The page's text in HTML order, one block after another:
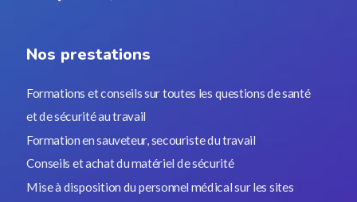
Nos prestations
Formations et conseils sur toutes les questions de santé
et de sécurité au travail
Formation en sauveteur, secouriste du travail
Conseils et achat du matériel de sécurité
Mise à disposition du personnel médical sur les sites